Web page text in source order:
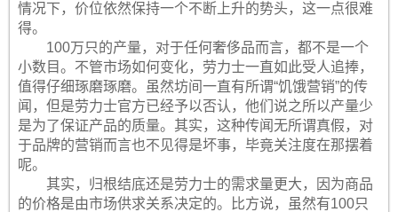
情况下，价位依然保持一个不断上升的势头，这一点很难
得。
100万只的产量，对于任何奢侈品而言，都不是一个
小数目。不管市场如何变化，劳力士一直如此受人追捧，
值得仔细琢磨琢磨。虽然坊间一直有所谓“饥饿营销”的传
闻，但是劳力士官方已经予以否认，他们说之所以产量少
是为了保证产品的质量。其实，这种传闻无所谓真假，对
于品牌的营销而言也不见得是坏事，毕竟关注度在那摆着
呢。
其实，归根结底还是劳力士的需求量更大，因为商品
的价格是由市场供求关系决定的。比方说，虽然有100只